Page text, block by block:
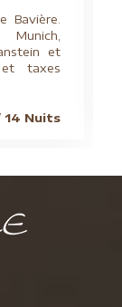
Bavière.
et
et taxes
14 Nuits